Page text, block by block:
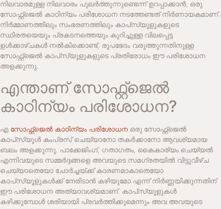
നിലവാരമുള്ള നിലവാരം പുലർത്തുന്നുണ്ടെന്ന് ഉറപ്പാക്കാൻ, ഒരു
സോഫ്റ്റ്‌ജെൽ കാഠിന്യം പരിശോധന നടത്തേണ്ടത് നിർണായകമാണ്.
നിർമ്മാണത്തിലും സംഭരണത്തിലും കാപ്‌സ്യൂളുകളുടെ
സ്ഥിരതയെയും പ്രകടനത്തെയും കുറിച്ചുള്ള വിലപ്പെട്ട
ഉൾക്കാഴ്ചകൾ നൽകിക്കൊണ്ട്, രൂപഭേദം വരുത്തുന്നതിനുള്ള
സോഫ്റ്റ്‌ജെൽ കാപ്‌സ്യൂളുകളുടെ പ്രതിരോധം ഈ പരിശോധന
അളക്കുന്നു.
എന്താണ് സോഫ്റ്റ്‌ജെൽ
കാഠിന്യം പരിശോധന?
എ സോഫ്റ്റ്‌ജെൽ കാഠിന്യം പരിശോധന ഒരു സോഫ്റ്റ്‌ജെൽ
കാപ്‌സ്യൂൾ കംപ്രസ് ചെയ്യാനോ തകർക്കാനോ ആവശ്യമായ
ബലം അളക്കുന്നു. പാക്കേജിംഗ്, ഗതാഗതം, കൈകാര്യം ചെയ്യൽ
എന്നിവയുടെ സമ്മർദ്ദങ്ങളെ അവയുടെ സമഗ്രതയിൽ വിട്ടുവീഴ്ച
ചെയ്യാതെയോ ചോർച്ചയ്ക്ക് കാരണമാകാതെയോ
കാപ്‌സ്യൂളുകൾക്ക് നേരിടാൻ കഴിയുമോ എന്ന് നിർണ്ണയിക്കുന്നതിന്
ഈ പരിശോധന അത്യാവശ്യമാണ്. കാപ്‌സ്യൂളുകൾ
കഴിക്കുമ്പോൾ ശരിയായി പ്രവർത്തിക്കുമെന്നും അവ അവയുടെ